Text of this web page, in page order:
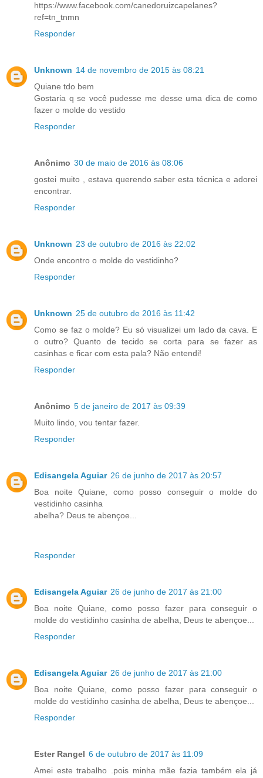
https://www.facebook.com/canedoruizcapelanes?
ref=tn_tnmn
Responder
Unknown 14 de novembro de 2015 às 08:21
Quiane tdo bem
Gostaria q se você pudesse me desse uma dica de como
fazer o molde do vestido
Responder
Anônimo 30 de maio de 2016 às 08:06
gostei muito , estava querendo saber esta técnica e adorei
encontrar.
Responder
Unknown 23 de outubro de 2016 às 22:02
Onde encontro o molde do vestidinho?
Responder
Unknown 25 de outubro de 2016 às 11:42
Como se faz o molde? Eu só visualizei um lado da cava. E
o outro? Quanto de tecido se corta para se fazer as
casinhas e ficar com esta pala? Não entendi!
Responder
Anônimo 5 de janeiro de 2017 às 09:39
Muito lindo, vou tentar fazer.
Responder
Edisangela Aguiar 26 de junho de 2017 às 20:57
Boa noite Quiane, como posso conseguir o molde do
vestidinho casinha
abelha? Deus te abençoe...
Responder
Edisangela Aguiar 26 de junho de 2017 às 21:00
Boa noite Quiane, como posso fazer para conseguir o
molde do vestidinho casinha de abelha, Deus te abençoe...
Responder
Edisangela Aguiar 26 de junho de 2017 às 21:00
Boa noite Quiane, como posso fazer para conseguir o
molde do vestidinho casinha de abelha, Deus te abençoe...
Responder
Ester Rangel 6 de outubro de 2017 às 11:09
Amei este trabalho .pois minha mãe fazia também ela já